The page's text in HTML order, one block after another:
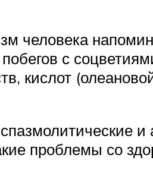
человека
с
кислот
и
проблемы со